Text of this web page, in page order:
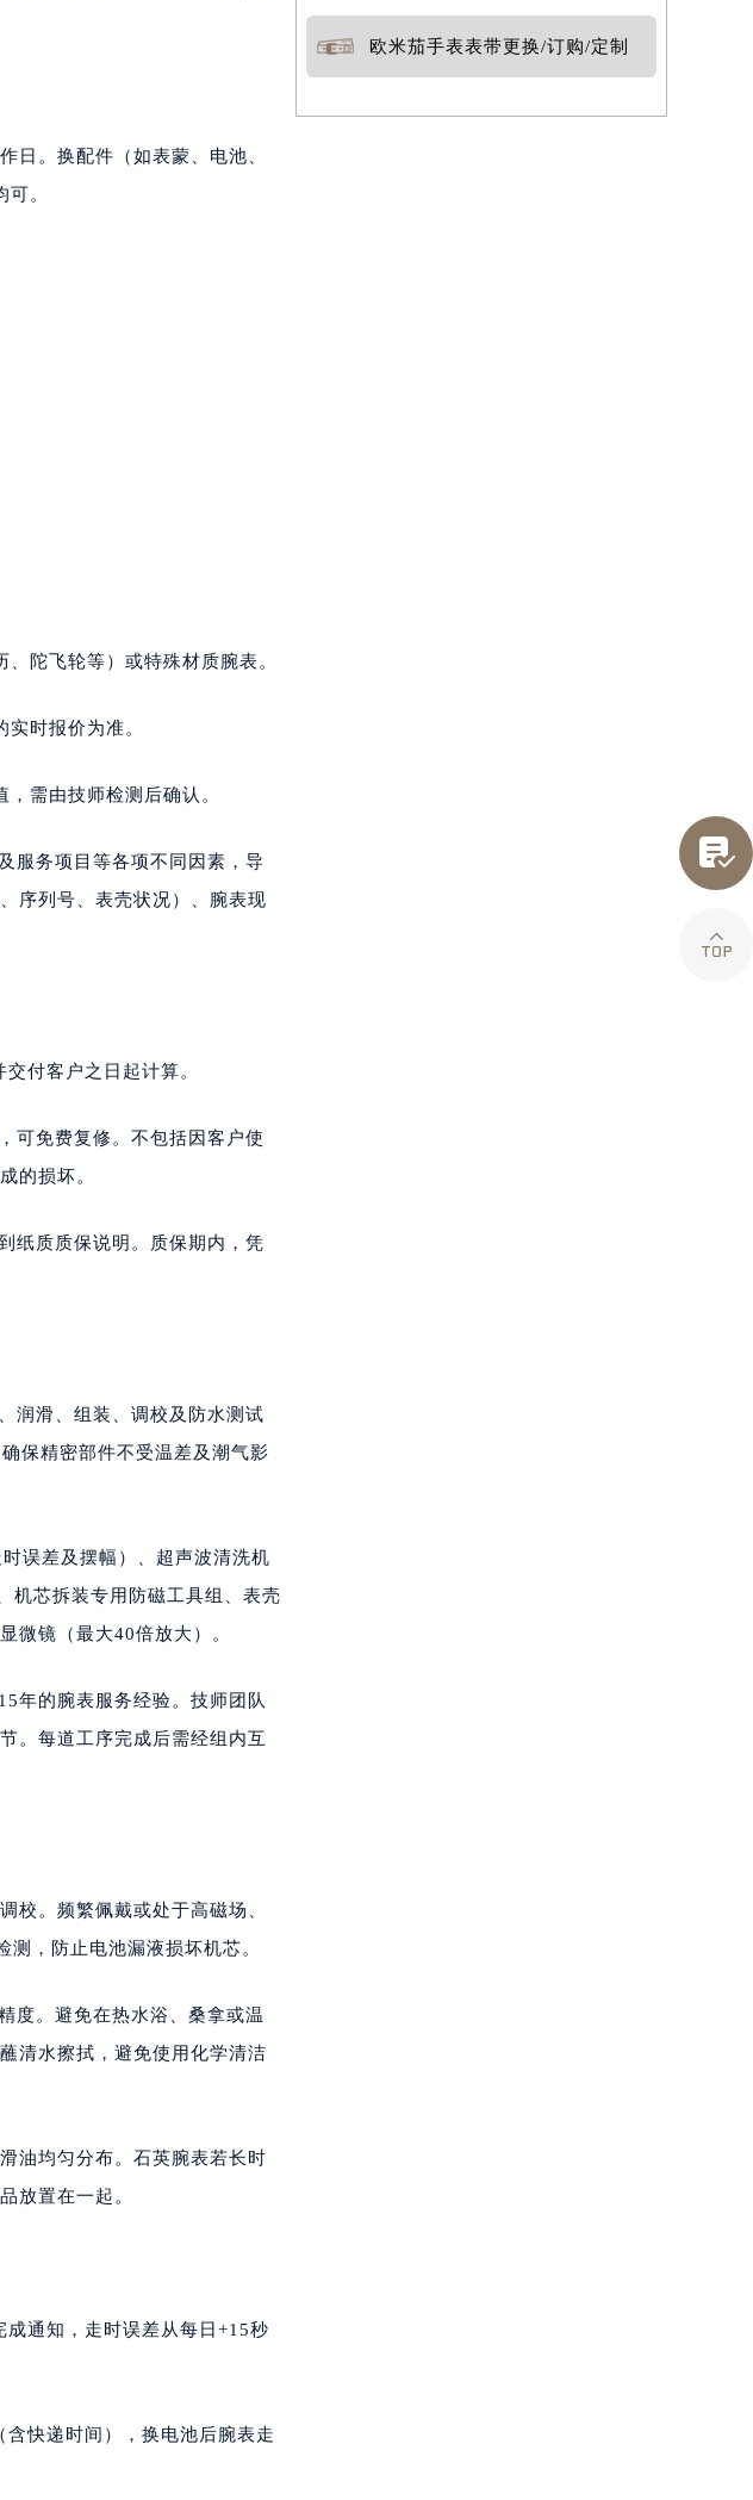
日。换配件（如表蒙、电池、
。
陀飞轮等）或特殊材质腕表。
时报价为准。
需由技师检测后确认。
服务项目等各项不同因素，导
序列号、表壳状况）、腕表现
付客户之日起计算。
可免费复修。不包括因客户使
的损坏。
纸质质保说明。质保期内，凭
润滑、组装、调校及防水测试
保精密部件不受温差及潮气影
误差及摆幅）、超声波清洗机
机芯拆装专用防磁工具组、表壳
微镜（最大40倍放大）。
年的腕表服务经验。技师团队
。每道工序完成后需经组内互
校。频繁佩戴或处于高磁场、
，防止电池漏液损坏机芯。
度。避免在热水浴、桑拿或温
清水擦拭，避免使用化学清洁
油均匀分布。石英腕表若长时
放置在一起。
通知，走时误差从每日+15秒
快递时间），换电池后腕表走
欧米茄手表表带更换/订购/定制

